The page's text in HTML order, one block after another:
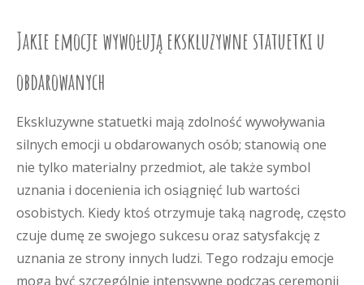
Jakie emocje wywołują ekskluzywne statuetki u
obdarowanych
Ekskluzywne statuetki mają zdolność wywoływania
silnych emocji u obdarowanych osób; stanowią one
nie tylko materialny przedmiot, ale także symbol
uznania i docenienia ich osiągnięć lub wartości
osobistych. Kiedy ktoś otrzymuje taką nagrodę, często
czuje dumę ze swojego sukcesu oraz satysfakcję z
uznania ze strony innych ludzi. Tego rodzaju emocje
mogą być szczególnie intensywne podczas ceremonii